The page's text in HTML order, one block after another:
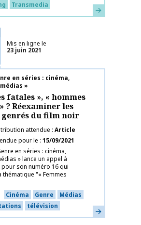
Transmedia En savoir plus
Mis en ligne le
23 juin 2021
en séries : cinéma,
»
fatales », « hommes
? Réexaminer les
genrés du film noir
attendue Article
pour le 15/09/2021
en séries : cinéma,
» lance un appel à
son numéro 16 qui
thématique "« Femmes
Cinéma Genre
Médias
télévision En savoir plus